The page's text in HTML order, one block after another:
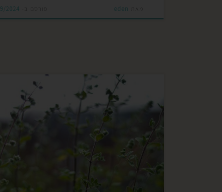
eden
2024
פטרת ציפורניים (Onychomycosis) היא זיהום
פטרייתי הנפוץ בציפורני הידיים והרגליים.
חודרת לציפורן, מתפשטת בתוך קירותיה
לגרום לשינויי צבע, עיבוי והתפוררות הציפורן.
נפוץ יותר ברגליים מאשר בידיים עקב תנאים
וחמימים שנוצרים בנעליים. פטרת יכולה להיות
עקשנית לטיפול ודורשת סבלנות והתמדה. מה